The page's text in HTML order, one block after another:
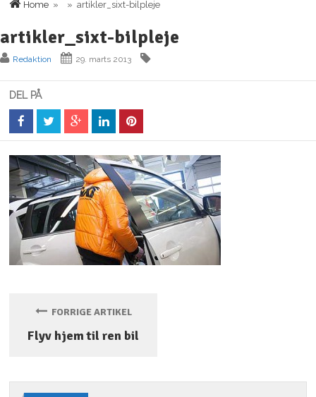
Home » » artikler_sixt-bilpleje
artikler_sixt-bilpleje
Redaktion 29. marts 2013
DEL PÅ
FORRIGE ARTIKEL
Flyv hjem til ren bil